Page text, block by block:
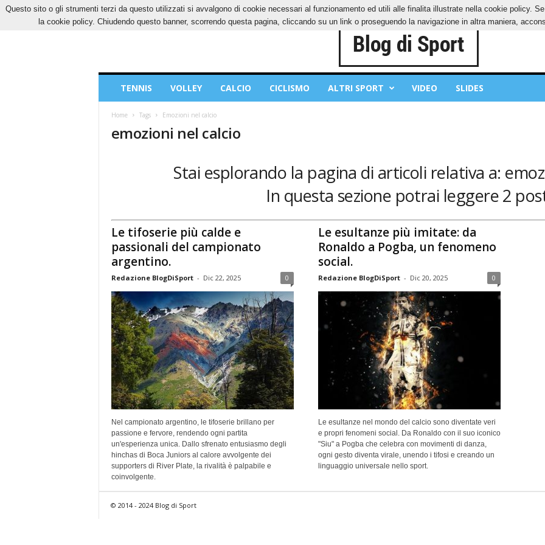
SABATO, 8 AGOSTO 2026 CONTATTI COOKIES PRIVACY POLICY
Sport
TENNIS VOLLEY CALCIO CICLISMO ALTRI SPORT VIDEO SLIDES
Home Tags Emozioni nel calcio
emozioni nel calcio
Stai esplorando la pagina di articoli relativa a:
In questa sezione potrai leggere 2
Le tifoserie più calde e
passionali del campionato
argentino.
Redazione BlogDiSport - Dic 22, 2025 0
Nel campionato argentino, le tifoserie brillano per
passione e fervore, rendendo ogni partita
un'esperienza unica. Dallo sfrenato entusiasmo degli
hinchas di Boca Juniors al calore avvolgente dei
supporters di River Plate, la rivalità è palpabile e
coinvolgente.
Le esultanze più imitate: da
Ronaldo a Pogba, un fenomeno
social.
Redazione BlogDiSport - Dic 20, 2025 0
Le esultanze nel mondo del calcio sono diventate veri
e propri fenomeni social. Da Ronaldo con il suo iconico
"Siu" a Pogba che celebra con movimenti di danza,
ogni gesto diventa virale, unendo i tifosi e creando un
linguaggio universale nello sport.
© 2014 - 2024 Blog di Sport
Questo sito o gli strumenti terzi da questo utilizzati si avvalgono di cookie necessari al funzionamento ed utili alle finalita illustrate nella cookie policy.
la cookie policy. Chiudendo questo banner, scorrendo questa pagina, cliccando su un link o proseguendo la navigazione in altra maniera,